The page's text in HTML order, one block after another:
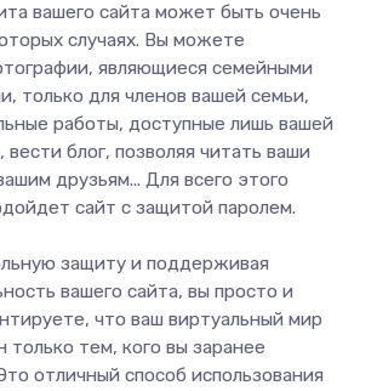
вашего сайта может быть очень
случаях. Вы можете
являющиеся семейными
только для членов вашей семьи,
работы, доступные лишь вашей
вести блог, позволяя читать ваши
друзьям... Для всего этого
сайт с защитой паролем.
защиту и поддерживая
вашего сайта, вы просто и
что ваш виртуальный мир
только тем, кого вы заранее
отличный способ использования